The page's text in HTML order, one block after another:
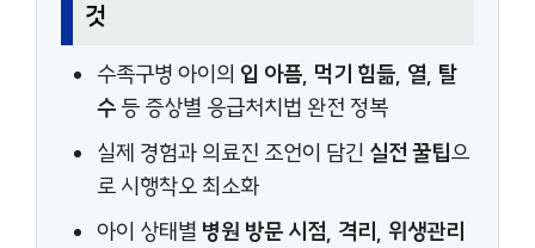
것
수족구병 아이의 입 아픔, 먹기 힘듦, 열, 탈
수등 증상별 응급처치법 완전 정복
실제 경험과 의료진 조언이 담긴 실전 꿀팁으
로 시행착오 최소화
아이 상태별 병원 방문 시점, 격리, 위생관리